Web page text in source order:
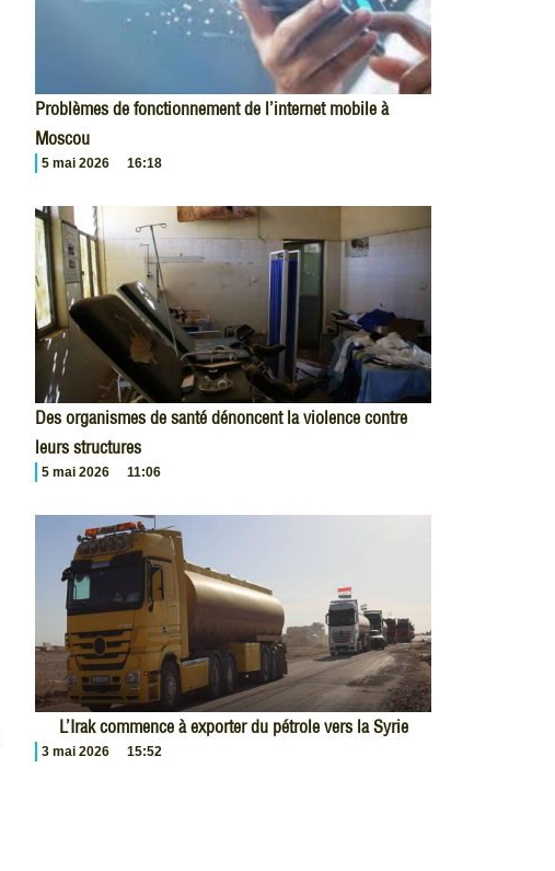
Problèmes de fonctionnement de l’internet mobile à
Moscou
5 mai 2026 16:18
Des organismes de santé dénoncent la violence contre
leurs structures
5 mai 2026 11:06
L’Irak commence à exporter du pétrole vers la Syrie
3 mai 2026 15:52